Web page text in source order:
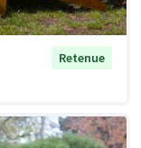
Retenue